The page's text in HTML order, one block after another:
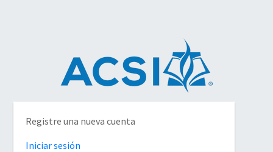
Registre una nueva cuenta
Iniciar sesión